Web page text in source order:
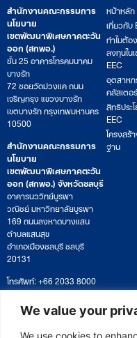
We value your
We use cookies to
สำนักงานคณะกรรมการ
นโยบาย
เขตพัฒนาพิเศษภาคตะวัน
ออก (สกพอ.)
ชั้น 25 อาคารโทรคมนาคม
บางรัก
72 ซอยวัดม่วงแค ถนน
เจริญกรุง แขวงบางรัก
เขตบางรัก กรุงเทพมหานคร
10500
สำนักงานคณะกรรมการ
นโยบาย
เขตพัฒนาพิเศษภาคตะวัน
ออก (สกพอ.) จังหวัดชลบุรี
อาคารนววิทย์บูรพา
วณิชย์ มหาวิทยาลัยบูรพา
169 ถนนลงหาดบางแสน
ตำบลแสนสุข
อำเภอเมืองชลบุรี ชลบุรี
20131
โทรศัพท์: +66 2033 8000
เวลาทำการ: จันทร์ – ศุกร์
09:00 – 17:00 น.
ติดตามหนังสือหรือยื่นเอกสาร
saraban@eeco.or.th
หน้าหลัก
เกี่ยวกับ
ทำไมต้อง
ลงทุนใน
EEC
อุตสาห
คลัสเตอร์
สิทธิประ
EEC
โครงสร้
ฐาน